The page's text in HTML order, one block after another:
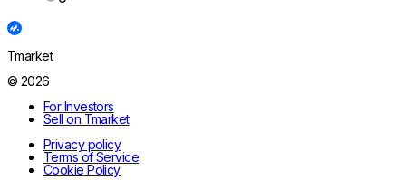
Tmarket
© 2026
For Investors
Sell on Tmarket
Privacy policy
Terms of Service
Cookie Policy